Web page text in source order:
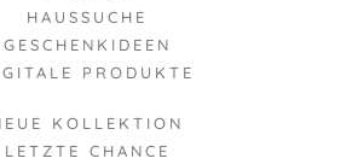
HAUSSUCHE
GESCHENKIDEEN
PRODUKTE
KOLLEKTION
LETZTE CHANCE